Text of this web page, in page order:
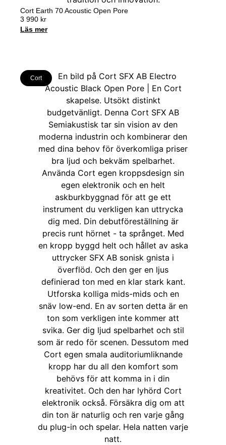
Cort Earth 70 Acoustic Open Pore
3 990 kr
Läs mer
Cort